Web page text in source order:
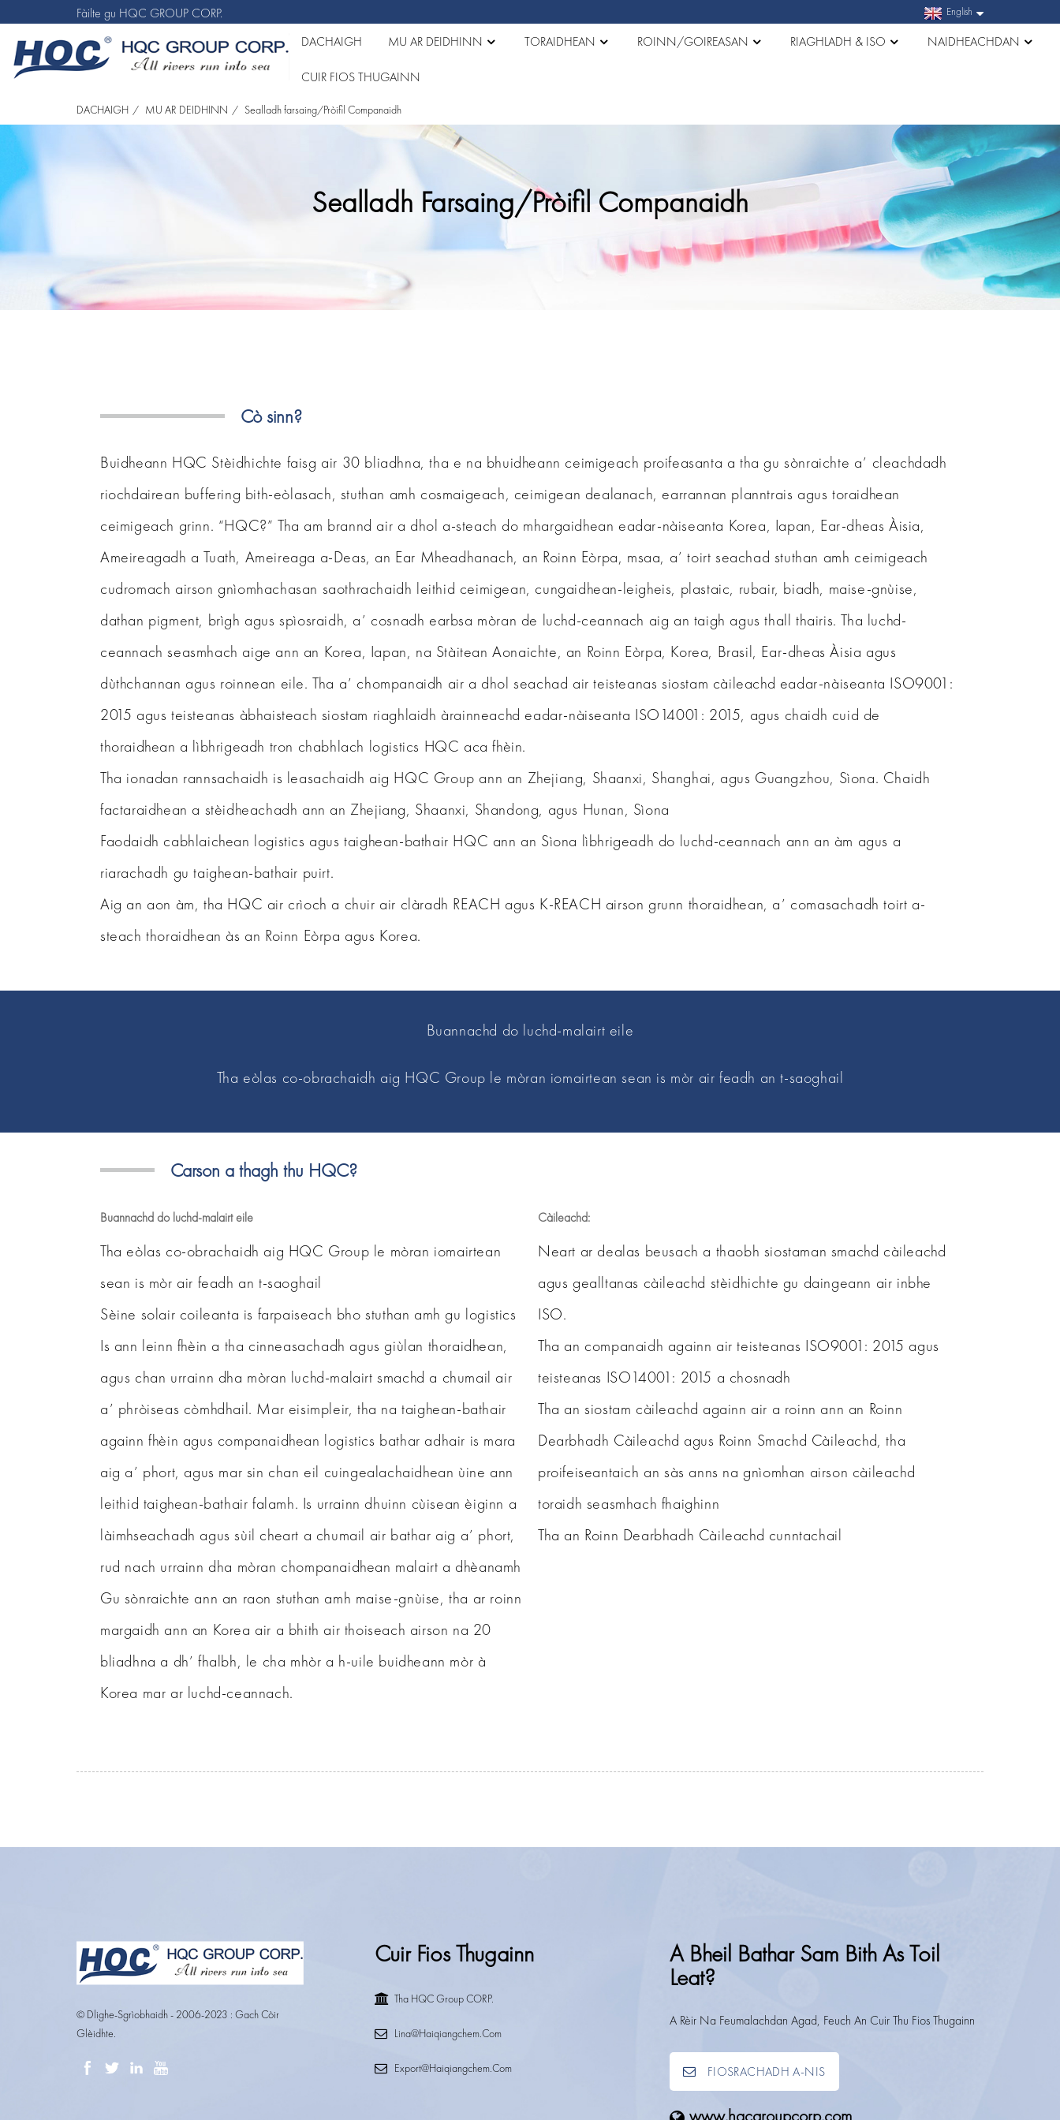
Fàilte gu HQC GROUP CORP. English
DACHAIGH MU AR DEIDHINN TORAIDHEAN ROINN/GOIREASAN RIAGHLADH & ISO NAIDHEACHDAN
CUIR FIOS THUGAINN
DACHAIGH MU AR DEIDHINN Sealladh farsaing/Pròifil Companaidh
Sealladh Farsaing/Pròifil Companaidh
Cò sinn?
Buidheann HQC Stèidhichte faisg air 30 bliadhna, tha e na bhuidheann ceimigeach proifeasanta a tha gu sònraichte a’ cleachdadh
riochdairean buffering bith-eòlasach, stuthan amh cosmaigeach, ceimigean dealanach, earrannan planntrais agus toraidhean
ceimigeach grinn. “HQC?” Tha am brannd air a dhol a-steach do mhargaidhean eadar-nàiseanta Korea, Iapan, Ear-dheas Àisia,
Ameireagadh a Tuath, Ameireaga a-Deas, an Ear Mheadhanach, an Roinn Eòrpa, msaa, a’ toirt seachad stuthan amh ceimigeach
cudromach airson gnìomhachasan saothrachaidh leithid ceimigean, cungaidhean-leigheis, plastaic, rubair, biadh, maise-gnùise,
dathan pigment, brìgh agus spìosraidh, a’ cosnadh earbsa mòran de luchd-ceannach aig an taigh agus thall thairis. Tha luchd-
ceannach seasmhach aige ann an Korea, Iapan, na Stàitean Aonaichte, an Roinn Eòrpa, Korea, Brasil, Ear-dheas Àisia agus
dùthchannan agus roinnean eile. Tha a’ chompanaidh air a dhol seachad air teisteanas siostam càileachd eadar-nàiseanta ISO9001:
2015 agus teisteanas àbhaisteach siostam riaghlaidh àrainneachd eadar-nàiseanta ISO14001: 2015, agus chaidh cuid de
thoraidhean a lìbhrigeadh tron chabhlach logistics HQC aca fhèin.
Tha ionadan rannsachaidh is leasachaidh aig HQC Group ann an Zhejiang, Shaanxi, Shanghai, agus Guangzhou, Sìona. Chaidh
factaraidhean a stèidheachadh ann an Zhejiang, Shaanxi, Shandong, agus Hunan, Sìona
Faodaidh cabhlaichean logistics agus taighean-bathair HQC ann an Sìona lìbhrigeadh do luchd-ceannach ann an àm agus a
riarachadh gu taighean-bathair puirt.
Aig an aon àm, tha HQC air crìoch a chuir air clàradh REACH agus K-REACH airson grunn thoraidhean, a’ comasachadh toirt a-
steach thoraidhean às an Roinn Eòrpa agus Korea.
Buannachd do luchd-malairt eile
Tha eòlas co-obrachaidh aig HQC Group le mòran iomairtean sean is mòr air feadh an t-saoghail
Carson a thagh thu HQC?
Buannachd do luchd-malairt eile
Tha eòlas co-obrachaidh aig HQC Group le mòran iomairtean
sean is mòr air feadh an t-saoghail
Sèine solair coileanta is farpaiseach bho stuthan amh gu logistics
Is ann leinn fhèin a tha cinneasachadh agus giùlan thoraidhean,
agus chan urrainn dha mòran luchd-malairt smachd a chumail air
a’ phròiseas còmhdhail. Mar eisimpleir, tha na taighean-bathair
againn fhèin agus companaidhean logistics bathar adhair is mara
aig a’ phort, agus mar sin chan eil cuingealachaidhean ùine ann
leithid taighean-bathair falamh. Is urrainn dhuinn cùisean èiginn a
làimhseachadh agus sùil cheart a chumail air bathar aig a’ phort,
rud nach urrainn dha mòran chompanaidhean malairt a dhèanamh
Gu sònraichte ann an raon stuthan amh maise-gnùise, tha ar roinn
margaidh ann an Korea air a bhith air thoiseach airson na 20
bliadhna a dh’ fhalbh, le cha mhòr a h-uile buidheann mòr à
Korea mar ar luchd-ceannach.
Càileachd:
Neart ar dealas beusach a thaobh siostaman smachd càileachd
agus gealltanas càileachd stèidhichte gu daingeann air inbhe
ISO.
Tha an companaidh againn air teisteanas ISO9001: 2015 agus
teisteanas ISO14001: 2015 a chosnadh
Tha an siostam càileachd againn air a roinn ann an Roinn
Dearbhadh Càileachd agus Roinn Smachd Càileachd, tha
proifeiseantaich an sàs anns na gnìomhan airson càileachd
toraidh seasmhach fhaighinn
Tha an Roinn Dearbhadh Càileachd cunntachail
© Dlighe-Sgrìobhaidh - 2006-2023 : Gach Còir
Glèidhte.
Cuir Fios Thugainn
Tha HQC Group CORP.
Lina@haiqiangchem.com
Export@haiqiangchem.com
A Bheil Bathar Sam Bith As Toil
Leat?
A Rèir Na Feumalachdan Agad, Feuch An Cuir Thu Fios Thugainn
FIOSRACHADH A-NIS
www.hqcgroupcorp.com